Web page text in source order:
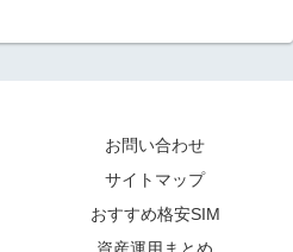
お問い合わせ
サイトマップ
おすすめ格安SIM
資産運用まとめ